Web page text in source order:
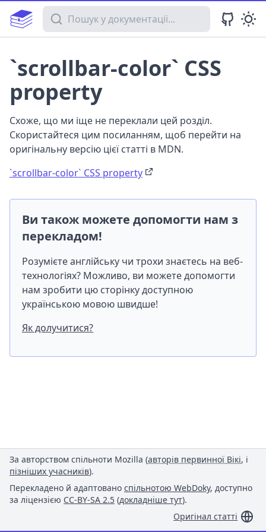
Пошук у документації
`scrollbar-color` CSS
property
Схоже, що ми іще не переклали цей розділ.
Скористайтеся цим посиланням, щоб перейти на
оригінальну версію цієї статті в MDN.
`scrollbar-color` CSS property
Ви також можете допомогти нам з
перекладом!
Розумієте англійську чи трохи знаєтесь на веб-
технологіях? Можливо, ви можете допомогти
нам зробити цю сторінку доступною
українською мовою швидше!
Як долучитися?
За авторством спільноти Mozilla (авторів первинної Вікі, і
пізніших учасників).
Перекладено й адаптовано спільнотою WebDoky, доступно
за ліцензією CC-BY-SA 2.5 (докладніше тут).
Оригінал статті